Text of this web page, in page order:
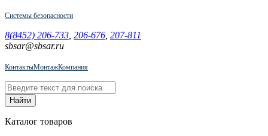
Системы безопасности
8(8452) 206-733 206-676 207-811
sbsar@sbsar.ru
КонтактыМонтажКомпания
Каталог товаров